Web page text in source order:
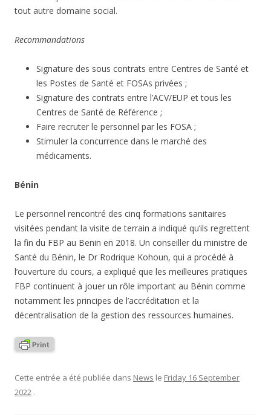
tout autre domaine social.
Recommandations
Signature des sous contrats entre Centres de Santé et
les Postes de Santé et FOSAs privées ;
Signature des contrats entre l’ACV/EUP et tous les
Centres de Santé de Référence ;
Faire recruter le personnel par les FOSA ;
Stimuler la concurrence dans le marché des
médicaments.
Bénin
Le personnel rencontré des cinq formations sanitaires
visitées pendant la visite de terrain a indiqué qu’ils regrettent
la fin du FBP au Benin en 2018. Un conseiller du ministre de
Santé du Bénin, le Dr Rodrique Kohoun, qui a procédé à
l’ouverture du cours, a expliqué que les meilleures pratiques
FBP continuent à jouer un rôle important au Bénin comme
notamment les principes de l’accréditation et la
décentralisation de la gestion des ressources humaines.
Cette entrée a été publiée dans News le Friday 16 September
2022 .